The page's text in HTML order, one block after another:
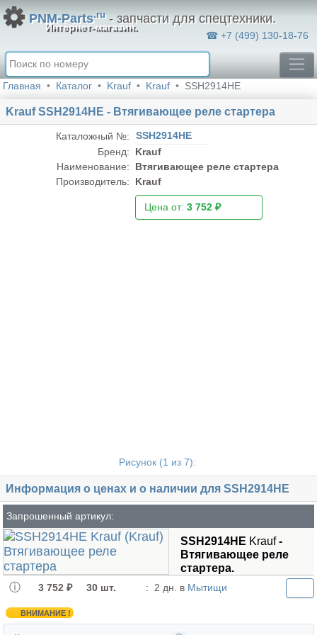
PNM-Parts.ru- запчасти для спецтехники.
Интернет-магазин.
☎ +7 (499) 130-18-76
Главная Каталог Krauf Krauf SSH2914HE
Krauf SSH2914HE - Втягивающее реле стартера
Каталожный №:
SSH2914HE
Бренд:
Krauf
Наименование:
Втягивающее реле стартера
Производитель:
Krauf
Цена от:3 752 ₽
Рисунок (1 из 7):
Информация о ценах и о наличии для SSH2914HE
Запрошенный артикул:
SSH2914HE Krauf-
Втягивающее реле
стартера.
3 752 ₽ 30 шт. : 2 дн. в Мытищи
ВНИМАНИЕ !